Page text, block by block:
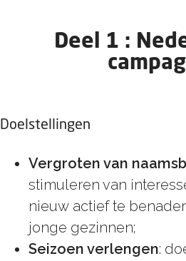
Deel 1 :
Doelstellingen
Vergroten van
stimuleren van
nieuw actiefte
jonge gezinnen;
Seizoen verlengen: